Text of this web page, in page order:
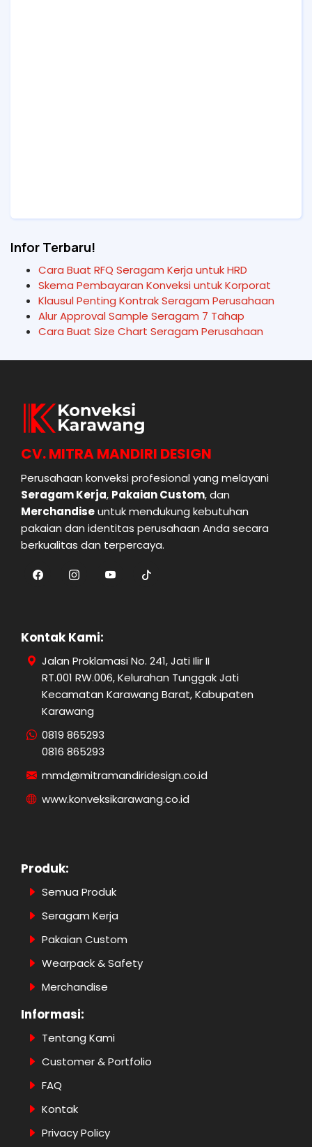
Infor Terbaru!
Cara Buat RFQ Seragam Kerja untuk HRD
Skema Pembayaran Konveksi untuk Korporat
Klausul Penting Kontrak Seragam Perusahaan
Alur Approval Sample Seragam 7 Tahap
Cara Buat Size Chart Seragam Perusahaan
CV. MITRA MANDIRI DESIGN
Perusahaan konveksi profesional yang melayani
Seragam Kerja, Pakaian Custom, dan
Merchandiseuntuk mendukung kebutuhan
pakaian dan identitas perusahaan Anda secara
berkualitas dan terpercaya.
Kontak Kami:
Jalan Proklamasi No. 241, Jati Ilir II
RT.001 RW.006, Kelurahan Tunggak Jati
Kecamatan Karawang Barat, Kabupaten
Karawang
0819 865293
0816 865293
mmd@mitramandiridesign.co.id
www.konveksikarawang.co.id
Produk:
Semua Produk
Seragam Kerja
Pakaian Custom
Wearpack & Safety
Merchandise
Informasi:
Tentang Kami
Customer & Portfolio
FAQ
Kontak
Privacy Policy